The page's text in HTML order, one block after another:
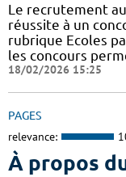
Le recrutement
réussite à un
rubrique Ecoles
les concours
18/02/2026 15:25
PAGES
relevance:
À propos